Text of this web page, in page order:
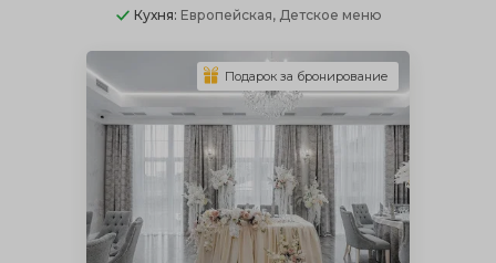
Кухня: Европейская, Детское меню
Подарок за бронирование